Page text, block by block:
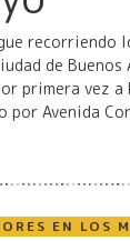
recorriendo
de Buenos
primera vez a
por Avenida
EN LOS